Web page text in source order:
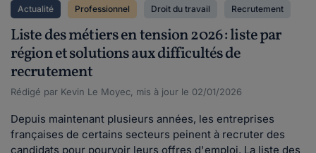
Actualité Professionnel Droit du travail Recrutement
Liste des métiers en tension 2026 : liste par
région et solutions aux difficultés de
recrutement
Rédigé par Kevin Le Moyec, mis à jour le 02/01/2026
Depuis maintenant plusieurs années, les entreprises
françaises de certains secteurs peinent à recruter des
candidats pour pourvoir leurs offres d'emploi. La liste des